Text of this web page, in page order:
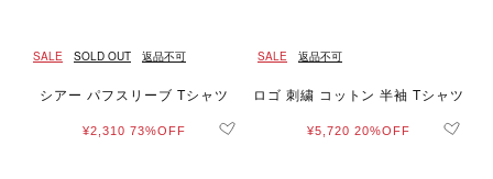
SALE SOLD OUT 返品不可
シアー パフスリーブ Tシャツ
¥2,310 73%OFF
SALE 返品不可
ロゴ 刺繍 コットン 半袖 Tシャツ
¥5,720 20%OFF